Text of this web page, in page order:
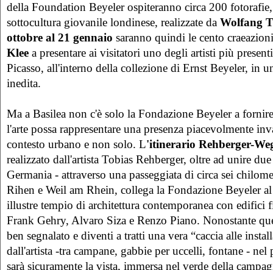
della Foundation Beyeler ospiteranno circa 200 fotorafie,
sottocultura giovanile londinese, realizzate da Wolfang
ottobre al 21 gennaio saranno quindi le cento
Klee a presentare ai visitatori uno degli artisti più
Picasso, all'interno della collezione di Ernst Beyeler, in
inedita.
Ma a Basilea non c'è solo la Fondazione Beyeler a
l'arte possa rappresentare una presenza piacevolmente
contesto urbano e non solo. L'itinerario Rehberger-
realizzato dall'artista Tobias Rehberger, oltre ad unire
Germania - attraverso una passeggiata di circa sei
Rihen e Weil am Rhein, collega la Fondazione Beyeler
illustre tempio di architettura contemporanea con edifici
Frank Gehry, Alvaro Siza e Renzo Piano. Nonostante
ben segnalato e diventi a tratti una vera “caccia alle
dall'artista -tra campane, gabbie per uccelli, fontane - nel
sarà sicuramente la vista, immersa nel verde della